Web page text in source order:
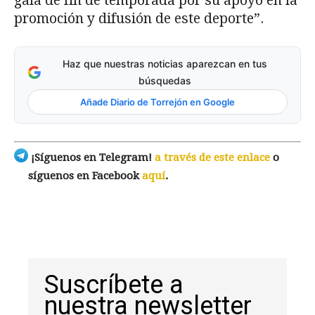
promoción y difusión de este deporte”.
Haz que nuestras noticias aparezcan en tus
búsquedas
Añade Diario de Torrejón en Google
¡Síguenos en Telegram! a través de este enlace o
síguenos en Facebookaquí.
Suscríbete a
nuestra newsletter